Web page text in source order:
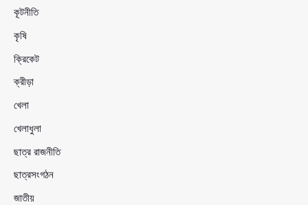
কূটনীতি
কৃষি
ক্রিকেট
ক্রীড়া
খেলা
খেলাধুলা
ছাত্র রাজনীতি
ছাত্রসংগঠন
জাতীয়